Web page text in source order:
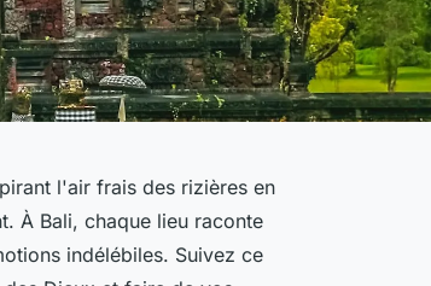
l'air frais des rizières en
À Bali, chaque lieu raconte
indélébiles. Suivez ce